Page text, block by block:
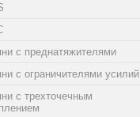
с преднатяжителями
с ограничителями усилий
с трехточечным